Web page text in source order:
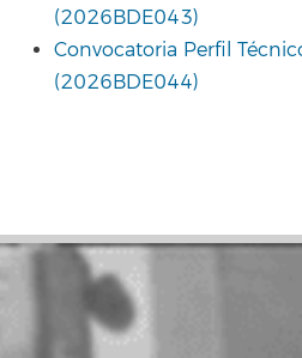
(2026BDE043)
Convocatoria Perfil
(2026BDE044)